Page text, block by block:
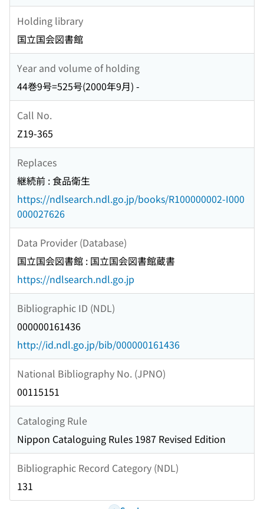
Holding library
国立国会図書館
Year and volume of holding
44巻9号=525号(2000年9月) -
Call No.
Z19-365
Replaces
継続前 : 食品衛生
https://ndlsearch.ndl.go.jp/books/R100000002-I000
000027626
Data Provider (Database)
国立国会図書館 : 国立国会図書館蔵書
https://ndlsearch.ndl.go.jp
Bibliographic ID (NDL)
000000161436
http://id.ndl.go.jp/bib/000000161436
National Bibliography No. (JPNO)
00115151
Cataloging Rule
Nippon Cataloguing Rules 1987 Revised Edition
Bibliographic Record Category (NDL)
131